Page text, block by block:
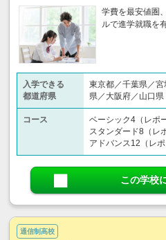
学費を最安値圏
ルで進学就職を
入学できる
都道府県
東京都／千葉県／
県／大阪府／山口県
コース
ベーシック4（レポ
スタンダード8（レ
アドバンス12（レ
この学校
通信制高校